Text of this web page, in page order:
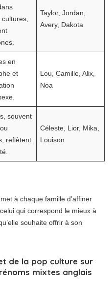
cultures,
Taylor, Jordan,
Avery, Dakota
en
et
Lou, Camille, Alix,
Noa
souvent
reflètent
Céleste, Lior, Mika,
Louison
à chaque famille d’affiner
qui correspond le mieux à
souhaite offrir à son
de la pop culture sur
mixtes anglais